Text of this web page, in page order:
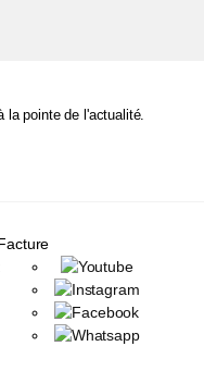
pointe de l'actualité.